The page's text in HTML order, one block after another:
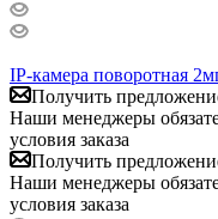
IP-камера поворотная
Получить
Наши менеджеры
условия заказа
Получить
Наши менеджеры
условия заказа